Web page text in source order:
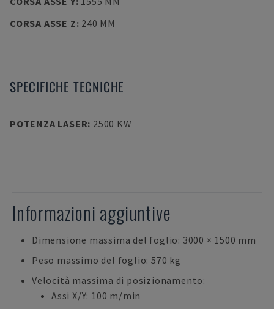
CORSA ASSE Z: 240 MM
SPECIFICHE TECNICHE
POTENZA LASER: 2500 KW
Informazioni aggiuntive
Dimensione massima del foglio: 3000 × 1500 mm
Peso massimo del foglio: 570 kg
Velocità massima di posizionamento:
Assi X/Y: 100 m/min